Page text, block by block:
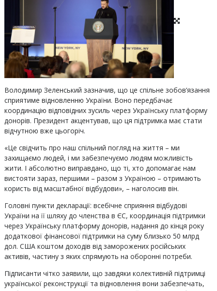
Володимир Зеленський зазначив, що це спільне зобов’язання
сприятиме відновленню України. Воно передбачає
координацію відповідних зусиль через Українську платформу
донорів. Президент акцентував, що ця підтримка має стати
відчутною вже цьогоріч.
«Це свідчить про наш спільний погляд на життя – ми
захищаємо людей, і ми забезпечуємо людям можливість
жити. І абсолютно виправдано, що ті, хто допомагає нам
вистояти зараз, першими – разом з Україною – отримають
користь від масштабної відбудови», – наголосив він.
Головні пункти декларації: всебічне сприяння відбудові
України на її шляху до членства в ЄС, координація підтримки
через Українську платформу донорів, надання до кінця року
додаткової фінансової підтримки на суму близько 50 млрд
дол. США коштом доходів від заморожених російських
активів, частину з яких спрямують на оборонні потреби.
Підписанти чітко заявили, що завдяки колективній підтримці
української реконструкції та відновлення вони забезпечать,